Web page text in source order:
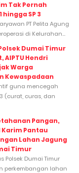
Tak Pernah
hingga SP 3
PT Pelita Agung
di Kelurahan...
Dumai Timur
AIPTU Hendri
Warga
Kewaspadaan
guna mencegah
(curat, curas, dan
Pangan,
Karim Pantau
Lahan Jagung
Timur
Polsek Dumai Timur
perkembangan lahan